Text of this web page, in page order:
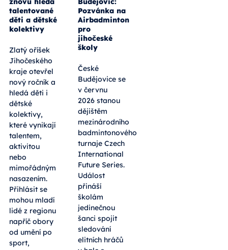
talentované
děti a dětské
kolektivy
Zlatý oříšek
Jihočeského
kraje otevřel
nový ročník a
hledá děti i
dětské
kolektivy,
které vynikají
talentem,
aktivitou
nebo
mimořádným
nasazením.
Přihlásit se
mohou mladí
lidé z regionu
napříč obory
od umění po
sport,
Pozvánka na
Airbadminton
pro
jihočeské
školy
České
Budějovice se
v červnu
2026 stanou
dějištěm
mezinárodního
badmintonového
turnaje Czech
International
Future Series.
Událost
přináší
školám
jedinečnou
šanci spojit
sledování
elitních hráčů